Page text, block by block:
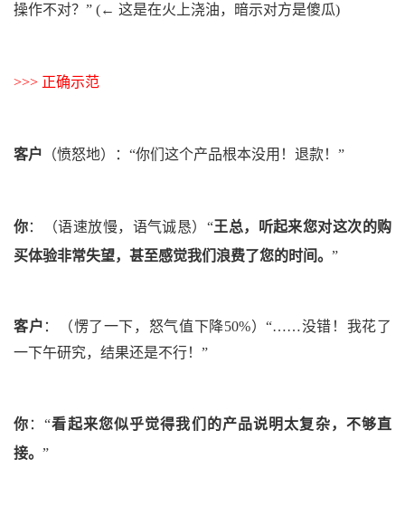
操作不对？” (← 这是在火上浇油，暗示对方是傻瓜)
>>> 正确示范
客户 （愤怒地） ： “你们这个产品根本没用！退款！”
你： （语速放慢，语气诚恳） “王总，
听起来您对这次的购
买体验非常失望，甚至感觉我们浪费了您的时间。 ”
客户 ： （愣了一下，怒气值下降50%）“……没错！我花了
一下午研究，结果还是不行！”
你 ：“看起来您似乎觉得我们的产品说明太复杂，不够直
接。 ”